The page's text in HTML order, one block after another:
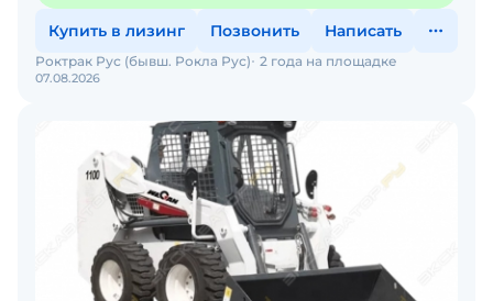
Купить в лизинг Позвонить Написать
07.08.2026
Роктрак Рус (бывш. Рокла Рус) 2 года на площадке